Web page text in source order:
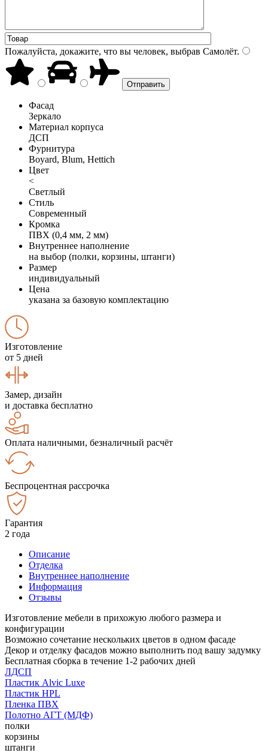
Пожалуйста, докажите, что вы человек, выбрав Самолёт.
Фасад
Зеркало
Материал корпуса
ДСП
Фурнитура
Boyard, Blum, Hettich
Цвет
<
Светлый
Стиль
Современный
Кромка
ПВХ (0,4 мм, 2 мм)
Внутреннее наполнение
на выбор (полки, корзины, штанги)
Размер
индивидуальный
Цена
указана за базовую комплектацию
Изготовление
от 5 дней
Замер, дизайн
и доставка бесплатно
Оплата наличными, безналичный расчёт
Беспроцентная рассрочка
Гарантия
2 года
Описание
Отделка
Внутреннее наполнение
Информация
Отзывы
Изготовление мебели в прихожую любого размера и
конфигурации
Возможно сочетание нескольких цветов в одном фасаде
Декор и отделку фасадов можно выполнить под вашу задумку
Бесплатная сборка в течение 1-2 рабочих дней
ЛДСП
Пластик Alvic Luxe
Пластик HPL
Пленка ПВХ
Полотно АГТ (МДФ)
полки
корзины
штанги